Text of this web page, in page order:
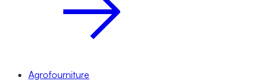
Agrofourniture